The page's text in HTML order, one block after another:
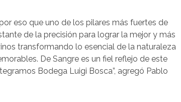
eso que uno de los pilares más fuertes de
de la precisión para lograr la mejor y más
transformando lo esencial de la naturaleza
De Sangre es un fiel reflejo de este
Bodega Luigi Bosca”, agregó Pablo